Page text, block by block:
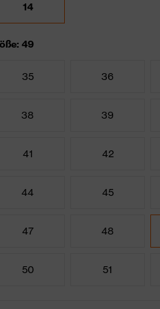
14
49
35 36
38 39
41 42
44 45
47 48
50 51